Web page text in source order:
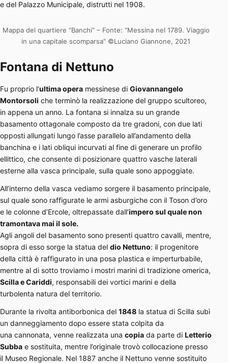
e del Palazzo Municipale, distrutti nel 1908.
Mappa del quartiere “Banchi” – Fonte: “Messina nel 1789. Viaggio
in una capitale scomparsa” ©Luciano Giannone, 2021
Fontana di Nettuno
Fu proprio l’ultima opera messinese di Giovannangelo
Montorsoli che terminò la realizzazione del gruppo scultoreo,
in appena un anno. La fontana si innalza su un grande
basamento ottagonale composto da tre gradoni, con due lati
opposti allungati lungo l’asse parallelo all’andamento della
banchina e i lati obliqui incurvati al fine di generare un profilo
ellittico, che consente di posizionare quattro vasche laterali
esterne alla vasca principale, sulla quale sono appoggiate.
All’interno della vasca vediamo sorgere il basamento principale,
sul quale sono raffigurate le armi asburgiche con il Toson d’oro
e le colonne d’Ercole, oltrepassate dall’impero sul quale non
tramontava mai il sole.
Agli angoli del basamento sono presenti quattro cavalli, mentre,
sopra di esso sorge la statua del dio Nettuno: il progenitore
della città è raffigurato in una posa plastica e imperturbabile,
mentre al di sotto troviamo i mostri marini di tradizione omerica,
Scilla e Cariddi, responsabili dei vortici marini e della
turbolenta natura del territorio.
Durante la rivolta antiborbonica del 1848 la statua di Scilla subì
un danneggiamento dopo essere stata colpita da
una cannonata, venne realizzata una copia da parte di Letterio
Subba e sostituita, mentre l’originale trovò collocazione presso
il Museo Regionale. Nel 1887 anche il Nettuno venne sostituito